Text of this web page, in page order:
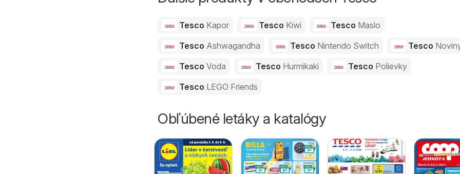
Tesco Kapor Tesco Kiwi Tesco Maslo
Tesco Ashwagandha Tesco Nintendo Switch Tesco
Tesco Voda Tesco Hurmikaki Tesco Polievky
Tesco LEGO Friends
Obľúbené letáky a katalógy